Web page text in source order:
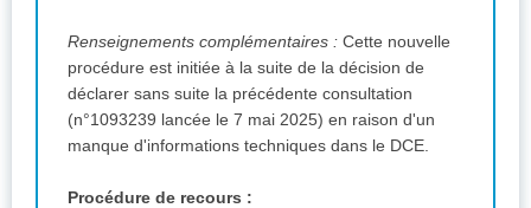
Renseignements complémentaires : Cette nouvelle
procédure est initiée à la suite de la décision de
déclarer sans suite la précédente consultation
(n°1093239 lancée le 7 mai 2025) en raison d'un
manque d'informations techniques dans le DCE.
Procédure de recours :